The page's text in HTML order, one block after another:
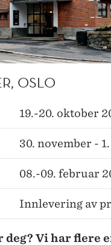
OSLO
19.-20. oktober
30. november -
08.-09. februar
Innlevering av
Vi har flere